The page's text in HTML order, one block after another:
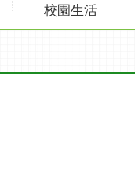
校園生活